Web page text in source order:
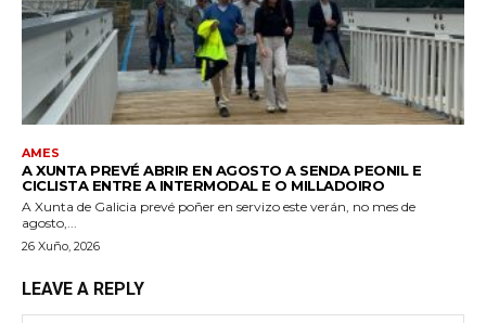
AMES
A XUNTA PREVÉ ABRIR EN AGOSTO A SENDA PEONIL E
CICLISTA ENTRE A INTERMODAL E O MILLADOIRO
A Xunta de Galicia prevé poñer en servizo este verán, no mes de
agosto,...
26 Xuño, 2026
LEAVE A REPLY